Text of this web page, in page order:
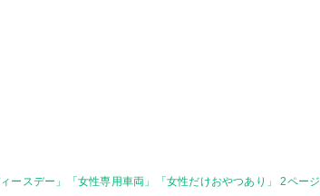
ースデー」「女性専用車両」「女性だけおやつあり」 2ペー